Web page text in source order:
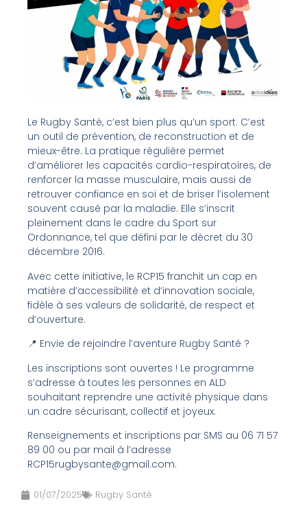
Le Rugby Santé, c’est bien plus qu’un sport. C’est
un outil de prévention, de reconstruction et de
mieux-être. La pratique régulière permet
d’améliorer les capacités cardio-respiratoires, de
renforcer la masse musculaire, mais aussi de
retrouver confiance en soi et de briser l’isolement
souvent causé par la maladie. Elle s’inscrit
pleinement dans le cadre du Sport sur
Ordonnance, tel que défini par le décret du 30
décembre 2016.
Avec cette initiative, le RCP15 franchit un cap en
matière d’accessibilité et d’innovation sociale,
fidèle à ses valeurs de solidarité, de respect et
d’ouverture.
📍 Envie de rejoindre l’aventure Rugby Santé ?
Les inscriptions sont ouvertes ! Le programme
s’adresse à toutes les personnes en ALD
souhaitant reprendre une activité physique dans
un cadre sécurisant, collectif et joyeux.
Renseignements et inscriptions par SMS au 06 71 57
89 00 ou par mail à l’adresse
RCP15rugbysante@gmail.com.
01/07/2025 Rugby Santé